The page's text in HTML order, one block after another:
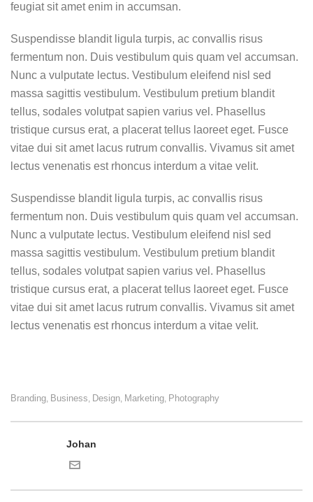
feugiat sit amet enim in accumsan.
Suspendisse blandit ligula turpis, ac convallis risus
fermentum non. Duis vestibulum quis quam vel accumsan.
Nunc a vulputate lectus. Vestibulum eleifend nisl sed
massa sagittis vestibulum. Vestibulum pretium blandit
tellus, sodales volutpat sapien varius vel. Phasellus
tristique cursus erat, a placerat tellus laoreet eget. Fusce
vitae dui sit amet lacus rutrum convallis. Vivamus sit amet
lectus venenatis est rhoncus interdum a vitae velit.
Suspendisse blandit ligula turpis, ac convallis risus
fermentum non. Duis vestibulum quis quam vel accumsan.
Nunc a vulputate lectus. Vestibulum eleifend nisl sed
massa sagittis vestibulum. Vestibulum pretium blandit
tellus, sodales volutpat sapien varius vel. Phasellus
tristique cursus erat, a placerat tellus laoreet eget. Fusce
vitae dui sit amet lacus rutrum convallis. Vivamus sit amet
lectus venenatis est rhoncus interdum a vitae velit.
Branding, Business, Design, Marketing, Photography
Johan